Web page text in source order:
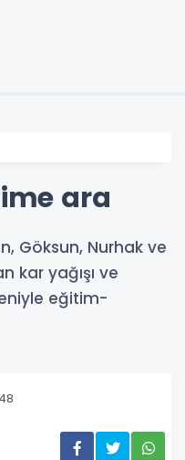
ara
Göksun, Nurhak ve
kar yağışı ve
eğitim-